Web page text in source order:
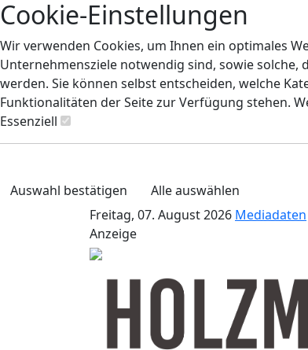
Cookie-Einstellungen
Wir verwenden Cookies, um Ihnen ein optimales
Unternehmensziele notwendig sind, sowie
werden. Sie können selbst entscheiden, welche
Funktionalitäten der Seite zur Verfügung stehen.
Essenziell
Auswahl bestätigen
Alle auswählen
Freitag, 07. August 2026 Mediadaten
Anzeige